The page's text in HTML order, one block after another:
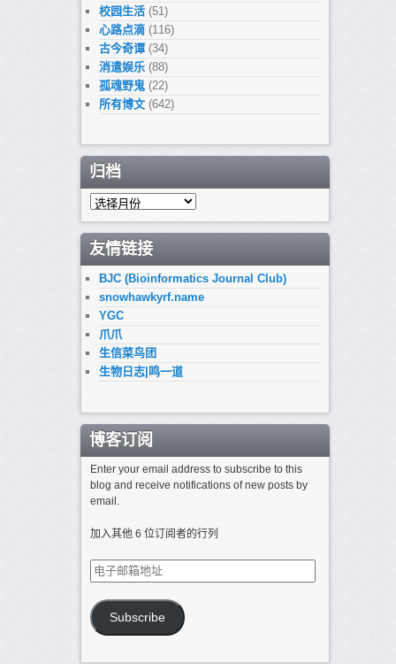
校园生活(51)
心路点滴(116)
古今奇谭(34)
消遣娱乐(88)
孤魂野鬼 (22)
所有博文(642)
归档
归
友情链接
BJC (Bioinformatics Journal Club)
snowhawkyrf.name
YGC
爪爪
生信菜鸟团
生物日志|鸣一道
博客订阅
Enter your email address to subscribe to this
blog and receive notifications of new posts by
email.
加入其他 6 位订阅者的行列
电
子
箱
地
Subscribe